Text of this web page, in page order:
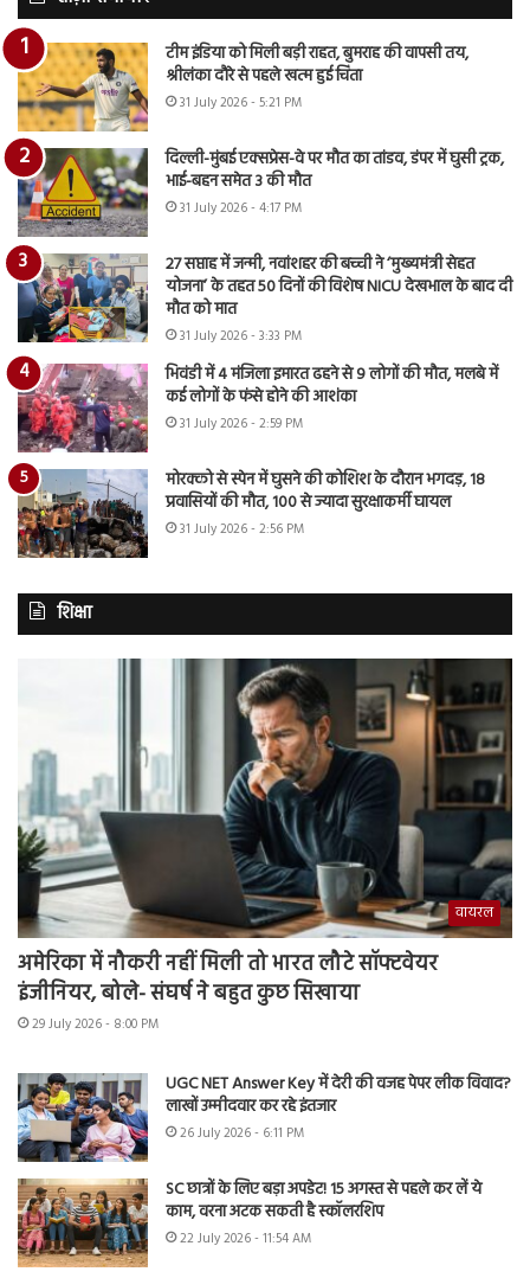
टीम इंडिया को मिली बड़ी राहत, बुमराह की वापसी तय,
श्रीलंका दौरे से पहले खत्म हुई चिंता
31 July 2026 - 5:21 PM
दिल्ली-मुंबई एक्सप्रेस-वे पर मौत का तांडव, डंपर में घुसी ट्रक,
भाई-बहन समेत 3 की मौत
31 July 2026 - 4:17 PM
27 सप्ताह में जन्मी, नवांशहर की बच्ची ने ‘मुख्यमंत्री सेहत
योजना’ के तहत 50 दिनों की विशेष NICU देखभाल के बाद दी
मौत को मात
31 July 2026 - 3:33 PM
भिवंडी में 4 मंजिला इमारत ढहने से 9 लोगों की मौत, मलबे में
कई लोगों के फंसे होने की आशंका
31 July 2026 - 2:59 PM
मोरक्को से स्पेन में घुसने की कोशिश के दौरान भगदड़, 18
प्रवासियों की मौत, 100 से ज्यादा सुरक्षाकर्मी घायल
31 July 2026 - 2:56 PM
शिक्षा
वायरल
अमेरिका में नौकरी नहीं मिली तो भारत लौटे सॉफ्टवेयर
इंजीनियर, बोले- संघर्ष ने बहुत कुछ सिखाया
29 July 2026 - 8:00 PM
UGC NET Answer Key में देरी की वजह पेपर लीक विवाद?
लाखों उम्मीदवार कर रहे इंतजार
26 July 2026 - 6:11 PM
SC छात्रों के लिए बड़ा अपडेट! 15 अगस्त से पहले कर लें ये
काम, वरना अटक सकती है स्कॉलरशिप
22 July 2026 - 11:54 AM